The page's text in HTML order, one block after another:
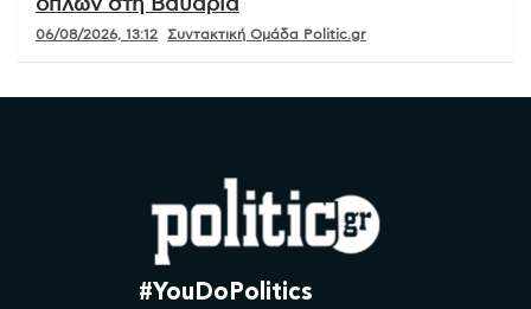
όπλων στη Βαυαρία
06/08/2026, 13:12 Συντακτική Ομάδα Politic.gr
#YouDoPolitics